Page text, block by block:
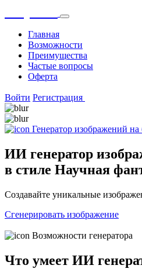
Главная
Возможности
Преимущества
Частые вопросы
Оферта
Войти Регистрация
Генератор изображений
ИИ генератор
в стиле Научная
Создавайте уникальные
Сгенерировать изображение
Возможности генератора
Что умеет ИИ